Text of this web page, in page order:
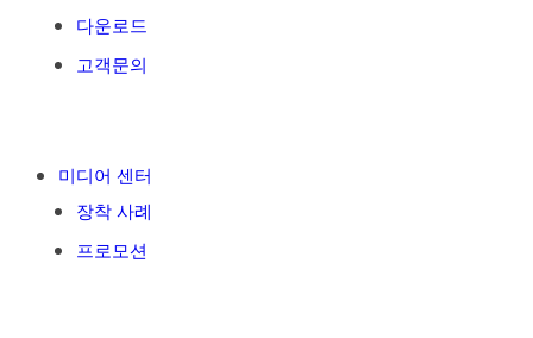
다운로드
고객문의
미디어 센터
장착 사례
프로모션